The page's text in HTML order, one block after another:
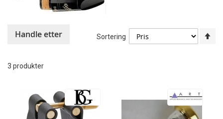
3 produkter
Sortering
Handle etter